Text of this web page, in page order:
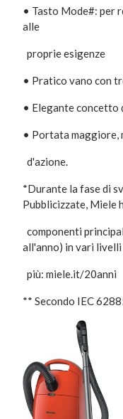
• Tasto Mode#: per
alle
proprie esigenze
• Pratico vano con
• Elegante concetto
• Portata maggiore,
d'azione.
*Durante la fase di
Pubblicizzate, Miele
componenti
all'anno) in vari livelli
più: miele.it/20anni
** Secondo IEC